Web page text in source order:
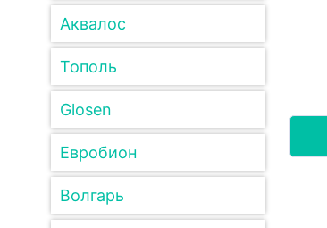
Аквалос
Тополь
Glosen
Евробион
Волгарь